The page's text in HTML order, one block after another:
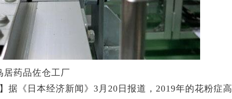
居药品佐仓工厂
《日本经济新闻》3月20日报道，2019年的花粉症高